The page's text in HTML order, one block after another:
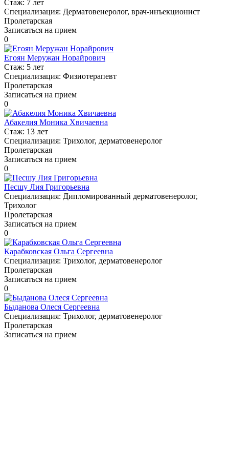
Стаж: 7 лет
Специализация: Дерматовенеролог, врач-инъекционист
Пролетарская
Записаться на прием
0
Егоян Меружан Норайрович
Стаж: 5 лет
Специализация: Физиотерапевт
Пролетарская
Записаться на прием
0
Абакелия Моника Хвичаевна
Стаж: 13 лет
Специализация: Трихолог, дерматовенеролог
Пролетарская
Записаться на прием
0
Песшу Лия Григорьевна
Специализация: Дипломированный дерматовенеролог,
Трихолог
Пролетарская
Записаться на прием
0
Карабковская Ольга Сергеевна
Специализация: Трихолог, дерматовенеролог
Пролетарская
Записаться на прием
0
Быданова Олеся Сергеевна
Специализация: Трихолог, дерматовенеролог
Пролетарская
Записаться на прием